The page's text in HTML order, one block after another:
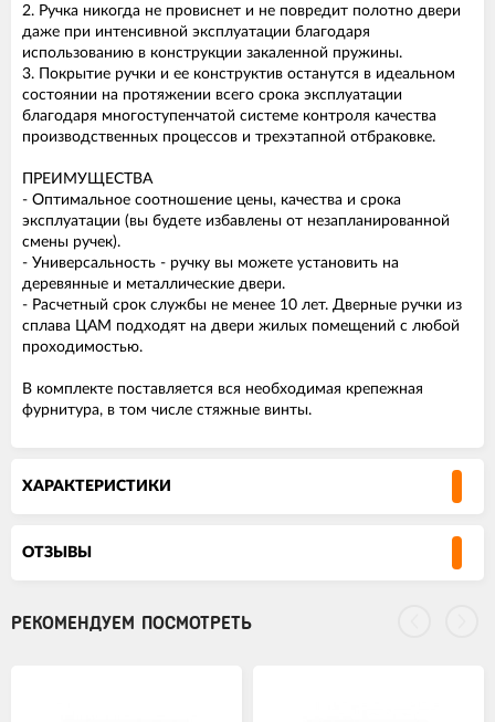
2. Ручка никогда не провиснет и не повредит полотно двери
даже при интенсивной эксплуатации благодаря
использованию в конструкции закаленной пружины.
3. Покрытие ручки и ее конструктив останутся в идеальном
состоянии на протяжении всего срока эксплуатации
благодаря многоступенчатой системе контроля качества
производственных процессов и трехэтапной отбраковке.
ПРЕИМУЩЕСТВА
- Оптимальное соотношение цены, качества и срока
эксплуатации (вы будете избавлены от незапланированной
смены ручек).
- Универсальность - ручку вы можете установить на
деревянные и металлические двери.
- Расчетный срок службы не менее 10 лет. Дверные ручки из
сплава ЦАМ подходят на двери жилых помещений с любой
проходимостью.
В комплекте поставляется вся необходимая крепежная
фурнитура, в том числе стяжные винты.
ХАРАКТЕРИСТИКИ
ОТЗЫВЫ
РЕКОМЕНДУЕМ ПОСМОТРЕТЬ